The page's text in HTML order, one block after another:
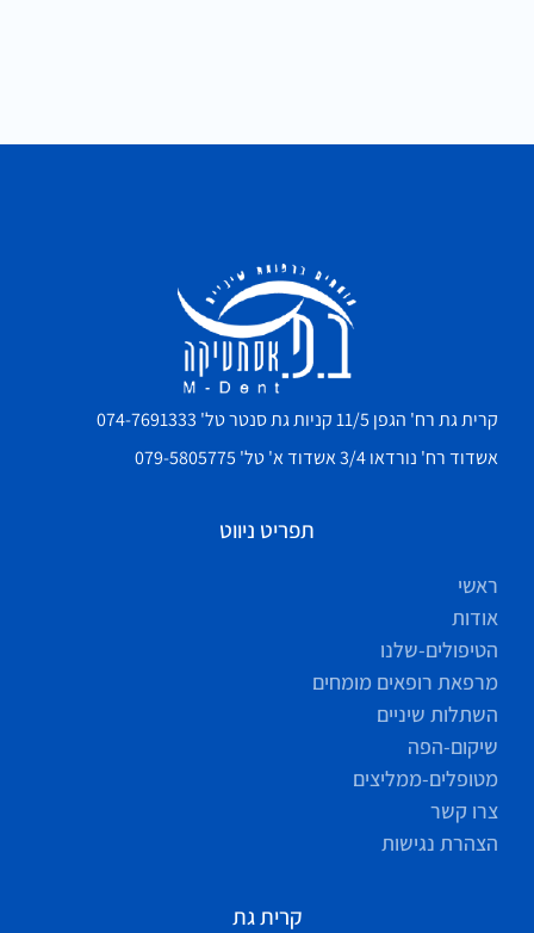
קרית גת רח' הגפן 11/5 קניות גת סנטר טל' 074-7691333
אשדוד רח' נורדאו 3/4 אשדוד א' טל' 079-5805775
תפריט ניווט
ראשי
אודות
הטיפולים-שלנו
מרפאת רופאים מומחים
השתלות שיניים
שיקום-הפה
מטופלים-ממליצים
צרו קשר
הצהרת נגישות
קרית גת